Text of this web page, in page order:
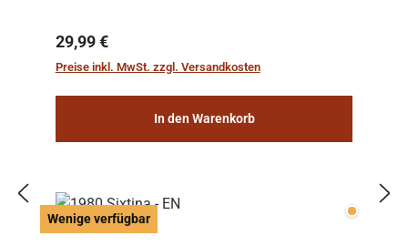
Regulärer Preis:
29,99 €
Preise inkl. MwSt. zzgl. Versandkosten
In den Warenkorb
Wenige verfügbar Wenige